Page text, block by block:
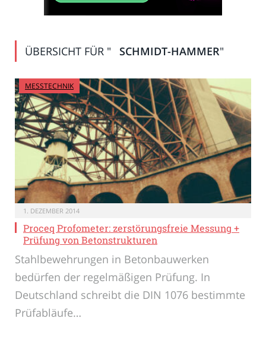
ÜBERSICHT FÜR " SCHMIDT-HAMMER"
MESSTECHNIK
1. DEZEMBER 2014
Proceq Profometer: zerstörungsfreie Messung +
Prüfung von Betonstrukturen
Stahlbewehrungen in Betonbauwerken
bedürfen der regelmäßigen Prüfung. In
Deutschland schreibt die DIN 1076 bestimmte
Prüfabläufe…